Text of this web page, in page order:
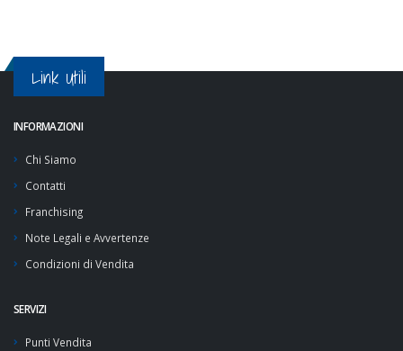
Link Utili
INFORMAZIONI
Chi Siamo
Contatti
Franchising
Note Legali e Avvertenze
Condizioni di Vendita
SERVIZI
Punti Vendita